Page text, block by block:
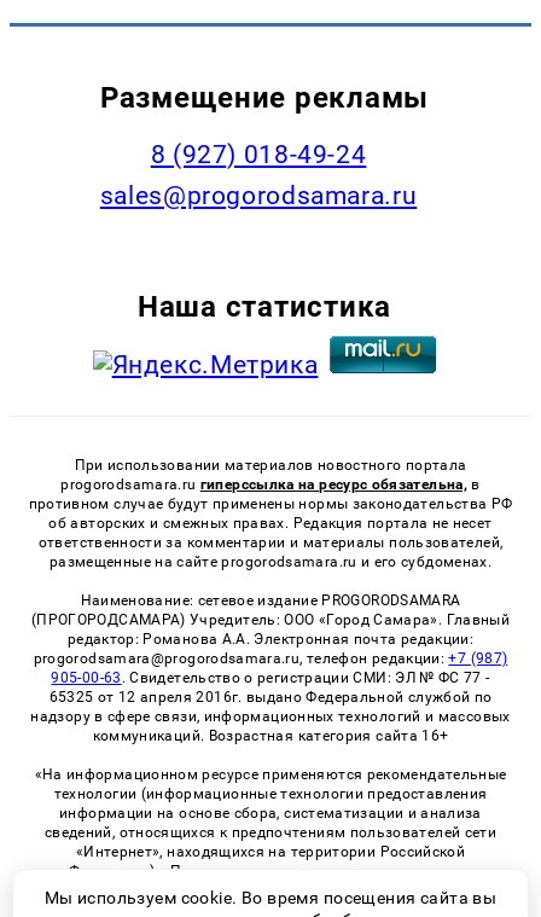
Размещение рекламы
8 (927) 018-49-24
sales@progorodsamara.ru
Наша статистика
При использовании материалов новостного портала
progorodsamara.ru гиперссылка на ресурс обязательна, в
противном случае будут применены нормы законодательства РФ
об авторских и смежных правах. Редакция портала не несет
ответственности за комментарии и материалы пользователей,
размещенные на сайте progorodsamara.ru и его субдоменах.
Наименование: сетевое издание PROGORODSAMARA
(ПРОГОРОДСАМАРА) Учредитель: ООО «Город Самара». Главный
редактор: Романова А.А. Электронная почта редакции:
progorodsamara@progorodsamara.ru, телефон редакции:+7 (987)
905-00-63 . Свидетельство о регистрации СМИ: ЭЛ № ФС 77 -
65325 от 12 апреля 2016г. выдано Федеральной службой по
надзору в сфере связи, информационных технологий и массовых
коммуникаций. Возрастная категория сайта 16+
«На информационном ресурсе применяются рекомендательные
технологии (информационные технологии предоставления
информации на основе сбора, систематизации и анализа
сведений, относящихся к предпочтениям пользователей сети
«Интернет», находящихся на территории Российской
Федерации)». Правила применения рекомендательных
технологий в виджетах рекламно-обменной сети
«СМИ2» (PDF)
Мы используем cookie. Во время посещения сайта вы